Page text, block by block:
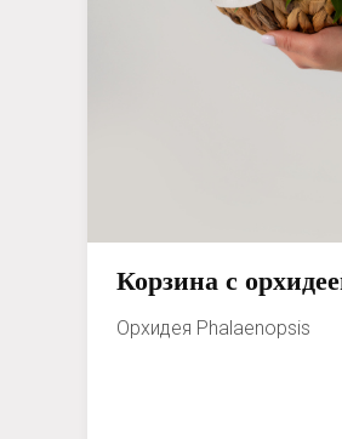
Корзина с
Орхидея Phalaenopsis